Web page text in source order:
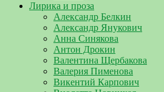
Лирика и проза
Александр Белкин
Александр Янукович
Анна Синякова
Антон Дрокин
Валентина Щербакова
Валерия Пименова
Викентий Карпович